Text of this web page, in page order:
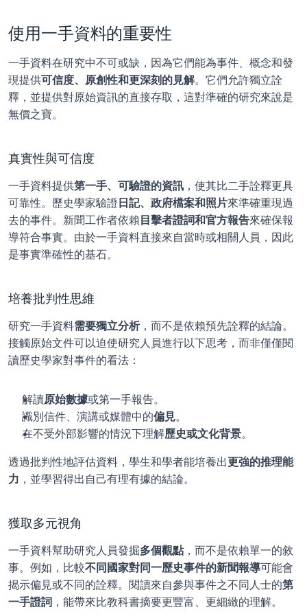
使用一手資料的重要性
一手資料在研究中不可或缺，因為它們能為事件、概念和發
現提供可信度、原創性和更深刻的見解。它們允許獨立詮
釋，並提供對原始資訊的直接存取，這對準確的研究來說是
無價之寶。
真實性與可信度
一手資料提供第一手、可驗證的資訊 ，使其比二手詮釋更具
可靠性。歷史學家驗證日記、政府檔案和照片來準確重現過
去的事件。新聞工作者依賴目擊者證詞和官方報告來確保報
導符合事實。由於一手資料直接來自當時或相關人員，因此
是事實準確性的基石。
培養批判性思維
研究一手資料需要獨立分析，而不是依賴預先詮釋的結論。
接觸原始文件可以迫使研究人員進行以下思考，而非僅僅閱
讀歷史學家對事件的看法：
解讀原始數據或第一手報告。
識別信件、演講或媒體中的偏見。
在不受外部影響的情況下理解歷史或文化背景。
透過批判性地評估資料，學生和學者能培養出更強的推理能
力 ，並學習得出自己有理有據的結論。
獲取多元視角
一手資料幫助研究人員發掘多個觀點 ，而不是依賴單一的敘
事。例如，比較不同國家對同一歷史事件的新聞報導可能會
揭示偏見或不同的詮釋。閱讀來自參與事件之不同人士的第
一手證詞 ，能帶來比教科書摘要更豐富、更細緻的理解。